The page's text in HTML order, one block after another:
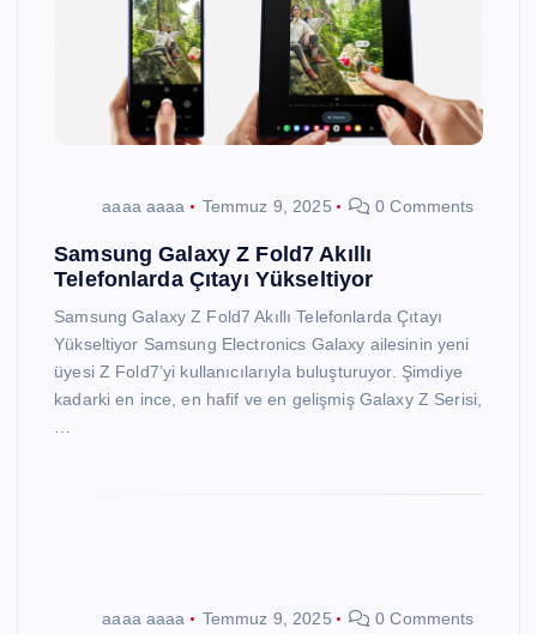
aaaa aaaa Temmuz 9, 2025 0 Comments
Samsung Galaxy Z Fold7 Akıllı
Telefonlarda Çıtayı Yükseltiyor
Samsung Galaxy Z Fold7 Akıllı Telefonlarda Çıtayı
Yükseltiyor Samsung Electronics Galaxy ailesinin yeni
üyesi Z Fold7’yi kullanıcılarıyla buluşturuyor. Şimdiye
kadarki en ince, en hafif ve en gelişmiş Galaxy Z Serisi,
aaaa aaaa Temmuz 9, 2025 0 Comments